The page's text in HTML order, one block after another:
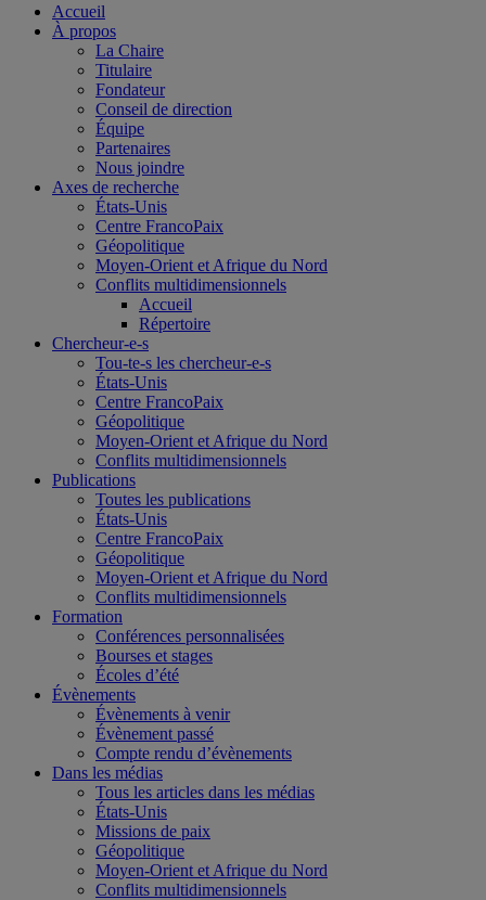
Accueil
À propos
La Chaire
Titulaire
Fondateur
Conseil de direction
Équipe
Partenaires
Nous joindre
Axes de recherche
États-Unis
Centre FrancoPaix
Géopolitique
Moyen-Orient et Afrique du Nord
Conflits multidimensionnels
Accueil
Répertoire
Chercheur-e-s
Tou-te-s les chercheur-e-s
États-Unis
Centre FrancoPaix
Géopolitique
Moyen-Orient et Afrique du Nord
Conflits multidimensionnels
Publications
Toutes les publications
États-Unis
Centre FrancoPaix
Géopolitique
Moyen-Orient et Afrique du Nord
Conflits multidimensionnels
Formation
Conférences personnalisées
Bourses et stages
Écoles d’été
Évènements
Évènements à venir
Évènement passé
Compte rendu d’évènements
Dans les médias
Tous les articles dans les médias
États-Unis
Missions de paix
Géopolitique
Moyen-Orient et Afrique du Nord
Conflits multidimensionnels